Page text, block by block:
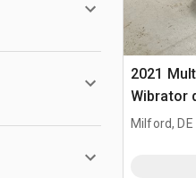
2021
Wibrator
Milford, DE